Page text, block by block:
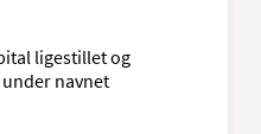
ligestillet og
navnet